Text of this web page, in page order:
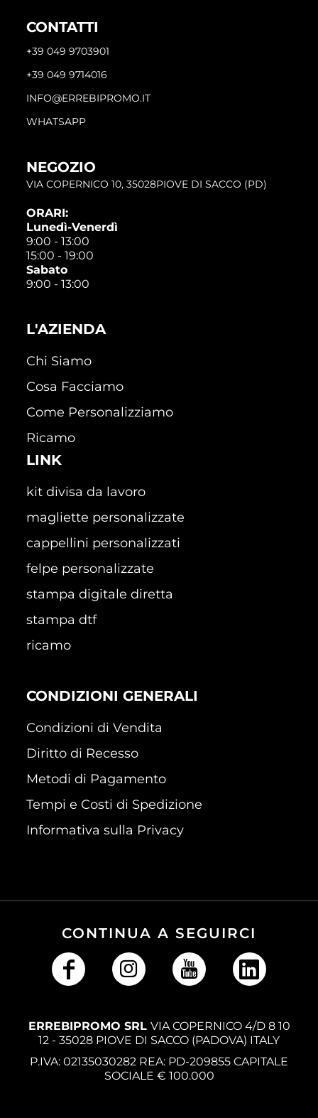
CONTATTI
+39 049 9703901
+39 049 9714016
INFO@ERREBIPROMO.IT
WHATSAPP
NEGOZIO
VIA COPERNICO 10, 35028PIOVE DI SACCO (PD)
ORARI:
Lunedì-Venerdì
9:00 - 13:00
15:00 - 19:00
Sabato
9:00 - 13:00
L'AZIENDA
Chi Siamo
Cosa Facciamo
Come Personalizziamo
Ricamo
LINK
kit divisa da lavoro
magliette personalizzate
cappellini personalizzati
felpe personalizzate
stampa digitale diretta
stampa dtf
ricamo
CONDIZIONI GENERALI
Condizioni di Vendita
Diritto di Recesso
Metodi di Pagamento
Tempi e Costi di Spedizione
Informativa sulla Privacy
CONTINUA A SEGUIRCI
ERREBIPROMO SRL VIA COPERNICO 4/D 8 10
12 - 35028 PIOVE DI SACCO (PADOVA) ITALY
P.IVA: 02135030282 REA: PD-209855 CAPITALE
SOCIALE € 100.000